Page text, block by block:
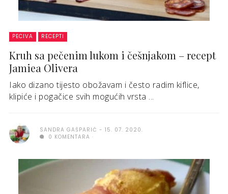
PECIVA RECEPTI
Kruh sa pečenim lukom i češnjakom – recept
Jamiea Olivera
Iako dizano tijesto obožavam i često radim kiflice,
klipiće i pogačice svih mogućih vrsta ...
SANDRA GAŠPARIĆ
15. 07. 2020.
0 KOMENTARA